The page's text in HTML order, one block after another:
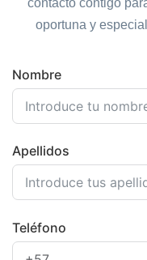
contacto contigo
oportuna y
Nombre
Apellidos
Teléfono